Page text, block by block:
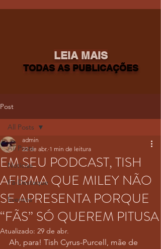
LEIA MAIS
TODAS AS PUBLICAÇÕES
Post
All Posts
Notícias
Fã-Destaque
Eventos
All Posts
EM SEU PODCAST, TISH
AFIRMA QUE MILEY NÃO
SE APRESENTA PORQUE
“FÃS” SÓ QUEREM PITUSA
admin
22 de abr. 1 min de leitura
Atualizado: 29 de abr.
Ah, para! Tish Cyrus-Purcell, mãe de